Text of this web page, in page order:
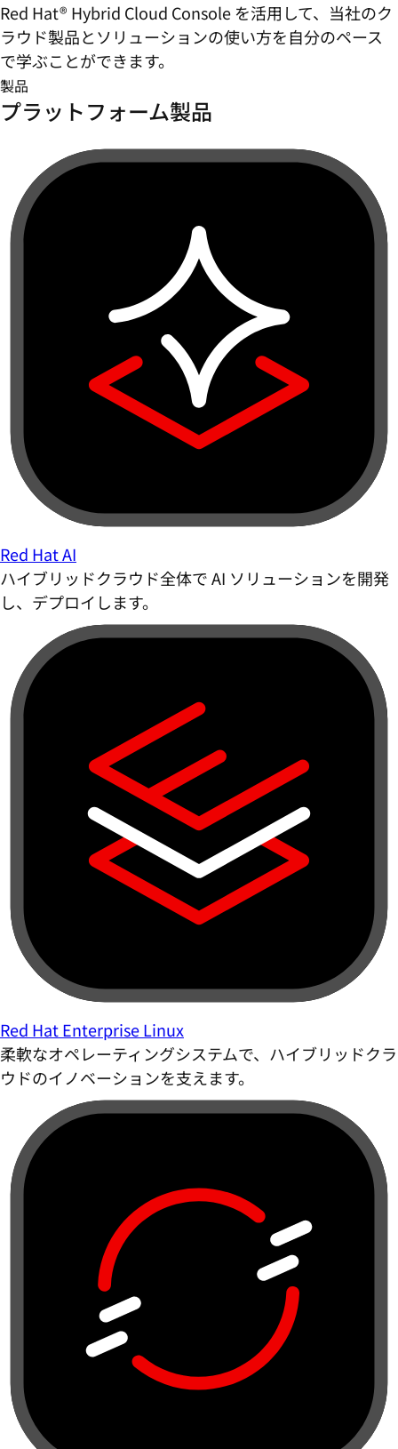
Red Hat® Hybrid Cloud Console を活用して、当社のク
ラウド製品とソリューションの使い方を自分のペース
で学ぶことができます。
製品
プラットフォーム製品
Red Hat AI
ハイブリッドクラウド全体で AI ソリューションを開発
し、デプロイします。
Red Hat Enterprise Linux
柔軟なオペレーティングシステムで、ハイブリッドクラ
ウドのイノベーションを支えます。